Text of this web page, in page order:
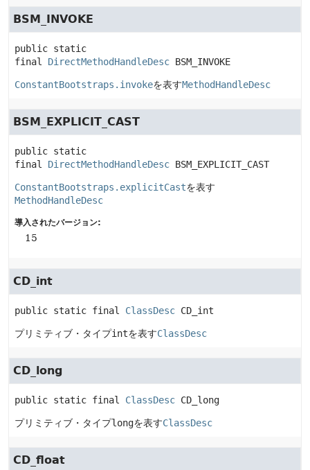
BSM_INVOKE
public static
final
DirectMethodHandleDesc BSM_INVOKE
ConstantBootstraps.invokeを表すMethodHandleDesc
BSM_EXPLICIT_CAST
public static
final
DirectMethodHandleDesc BSM_EXPLICIT_CAST
ConstantBootstraps.explicitCastを表す
MethodHandleDesc
導入されたバージョン:
15
CD_int
public static final ClassDesc CD_int
プリミティブ・タイプintを表すClassDesc
CD_long
public static final ClassDesc CD_long
プリミティブ・タイプlongを表すClassDesc
CD_float